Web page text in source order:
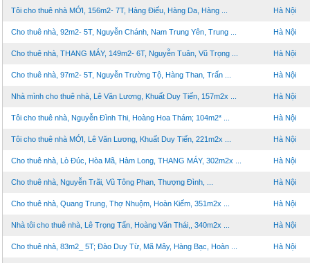
Tôi cho thuê nhà MỚI, 156m2- 7T, Hàng Điếu, Hàng Da, Hàng ... Hà Nội
Cho thuê nhà, 92m2- 5T, Nguyễn Chánh, Nam Trung Yên, Trung ... Hà Nội
Cho thuê nhà, THANG MÁY, 149m2- 6T, Nguyễn Tuân, Vũ Trọng ... Hà Nội
Cho thuê nhà, 97m2- 5T, Nguyễn Trường Tộ, Hàng Than, Trấn ... Hà Nội
Nhà mình cho thuê nhà, Lê Văn Lương, Khuất Duy Tiến, 157m2x ... Hà Nội
Tôi cho thuê nhà, Nguyễn Đình Thi, Hoàng Hoa Thám; 104m2* ... Hà Nội
Tôi cho thuê nhà MỚI, Lê Văn Lương, Khuất Duy Tiến, 221m2x ... Hà Nội
Cho thuê nhà, Lò Đúc, Hòa Mã, Hàm Long, THANG MÁY, 302m2x ... Hà Nội
Cho thuê nhà, Nguyễn Trãi, Vũ Tông Phan, Thượng Đình, ... Hà Nội
Cho thuê nhà, Quang Trung, Thợ Nhuộm, Hoàn Kiếm, 351m2x ... Hà Nội
Nhà tôi cho thuê nhà, Lê Trọng Tấn, Hoàng Văn Thái,, 340m2x ... Hà Nội
Cho thuê nhà, 83m2_ 5T; Đào Duy Từ, Mã Mây, Hàng Bạc, Hoàn ... Hà Nội